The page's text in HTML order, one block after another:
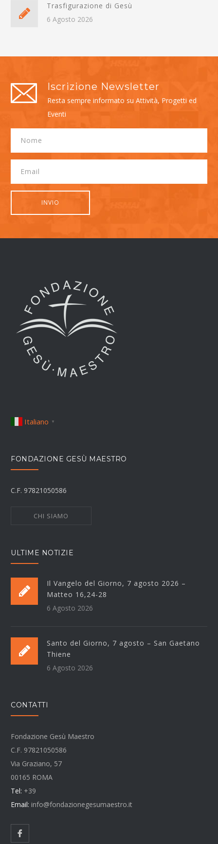
Trasfigurazione di Gesù
6 Agosto 2026
Iscrizione Newsletter
Resta sempre informato su Attività, Progetti ed
Eventi
Italiano ▼
FONDAZIONE GESÙ MAESTRO
C.F. 97821050586
CHI SIAMO
ULTIME NOTIZIE
Il Vangelo del Giorno, 7 agosto 2026 –
Matteo 16,24-28
6 Agosto 2026
Santo del Giorno, 7 agosto – San Gaetano
Thiene
6 Agosto 2026
CONTATTI
Fondazione Gesù Maestro
C.F. 97821050586
Via Graziano, 57
00165 ROMA
Tel: +39
Email: info@fondazionegesumaestro.it